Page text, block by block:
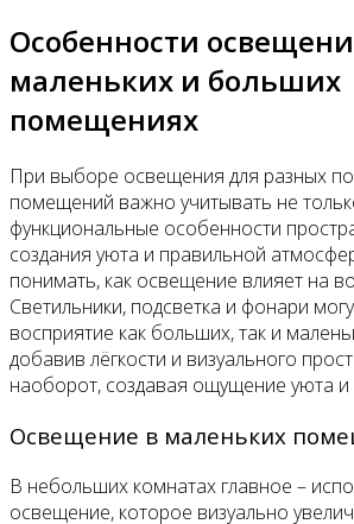
Особенности
маленьких и больших
помещениях
При выборе освещения для разных
помещений важно учитывать не
функциональные особенности
создания уюта и правильной
понимать, как освещение влияет на
Светильники, подсветка и фонари
восприятие как больших, так и
добавив лёгкости и визуального
наоборот, создавая ощущение уюта и
Освещение в маленьких
В небольших комнатах главное –
освещение, которое визуально